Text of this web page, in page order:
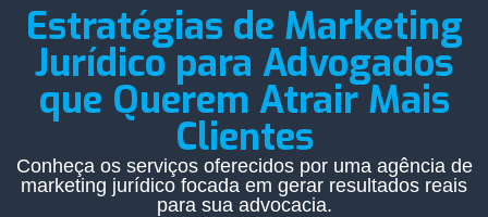
Estratégias de Marketing
Jurídico para Advogados
que Querem Atrair Mais
Clientes
Conheça os serviços oferecidos por uma agência de
marketing jurídico focada em gerar resultados reais
para sua advocacia.